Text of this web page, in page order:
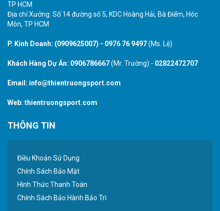
TP HCM
Địa chỉ Xưởng: Số 14 đường số 5, KDC Hoàng Hải, Bà Điểm, Hóc
Môn, TP HCM
P. Kinh Doanh: (0909625007) - 0976 76 9497(Ms. Lệ)
Khách Hàng Dự Án: 0906786667(Mr. Trường) - 02822472707
Email: info@thientruongsport.com
Web: thientruongsport.com
THÔNG TIN
Điều Khoản Sử Dụng
Chính Sách Bảo Mật
Hình Thức Thanh Toán
Chính Sách Bảo Hành Bảo Trì